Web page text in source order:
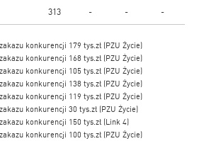
313 - - -
konkurencji 179 tys.zł (PZU Życie)
konkurencji 168 tys.zł (PZU Życie)
konkurencji 105 tys.zł (PZU Życie)
konkurencji 138 tys.zł (PZU Życie)
konkurencji 119 tys.zł (PZU Życie)
konkurencji 30 tys.zł (PZU Życie)
konkurencji 150 tys.zł (Link 4)
konkurencji 100 tys.zł (PZU Życie)